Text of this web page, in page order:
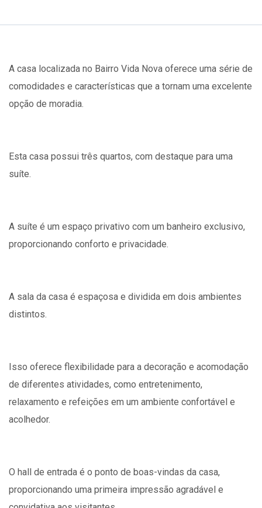
A casa localizada no Bairro Vida Nova oferece uma série de
comodidades e características que a tornam uma excelente
opção de moradia.
Esta casa possui três quartos, com destaque para uma
suíte.
A suíte é um espaço privativo com um banheiro exclusivo,
proporcionando conforto e privacidade.
A sala da casa é espaçosa e dividida em dois ambientes
distintos.
Isso oferece flexibilidade para a decoração e acomodação
de diferentes atividades, como entretenimento,
relaxamento e refeições em um ambiente confortável e
acolhedor.
O hall de entrada é o ponto de boas-vindas da casa,
proporcionando uma primeira impressão agradável e